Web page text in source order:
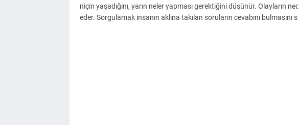
niçin yaşadığını, yarın neler yapması gerektiğini düşünür. Olayların
eder. Sorgulamak insanın aklına takılan soruların cevabını